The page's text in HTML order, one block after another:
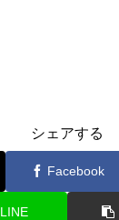
シェアする
Facebook
LINE